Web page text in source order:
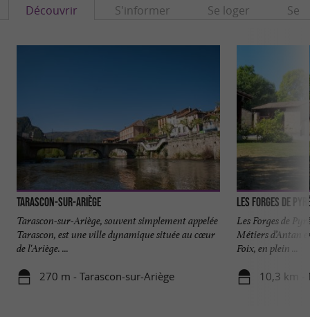
Découvrir S'informer Se loger Se
Tarascon-sur-Ariège
Tarascon-sur-Ariège, souvent simplement appelée
Tarascon, est une ville dynamique située au cœur
de l'Ariège. ...
270 m - Tarascon-sur-Ariège
Les Forges de
Les Forges de
Métiers d’Antan
Foix, en plein ...
10,3 km -